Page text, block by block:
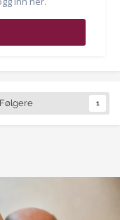
Følgere 1